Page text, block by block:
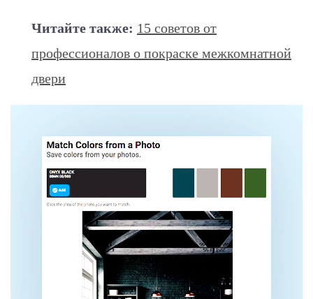
Читайте также: 15 советов от
профессионалов о покраске межкомнатной
двери